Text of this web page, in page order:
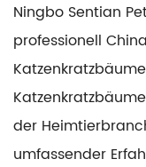
Ningbo Sentian
professionell
der
umfassender